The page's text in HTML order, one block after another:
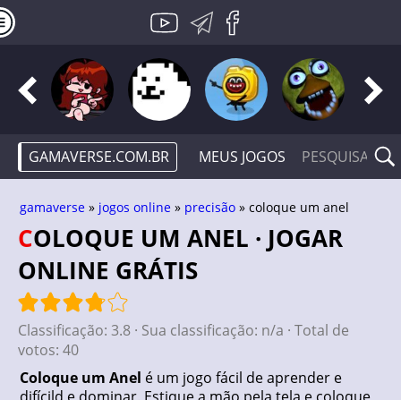
GAMAVERSE.COM.BR MEUS JOGOS
gamaverse » jogos online » precisão » coloque um anel
COLOQUE UM ANEL · JOGAR
ONLINE GRÁTIS
Classificação: 3.8 · Sua classificação: n/a · Total de
votos: 40
Coloque um Anel é um jogo fácil de aprender e